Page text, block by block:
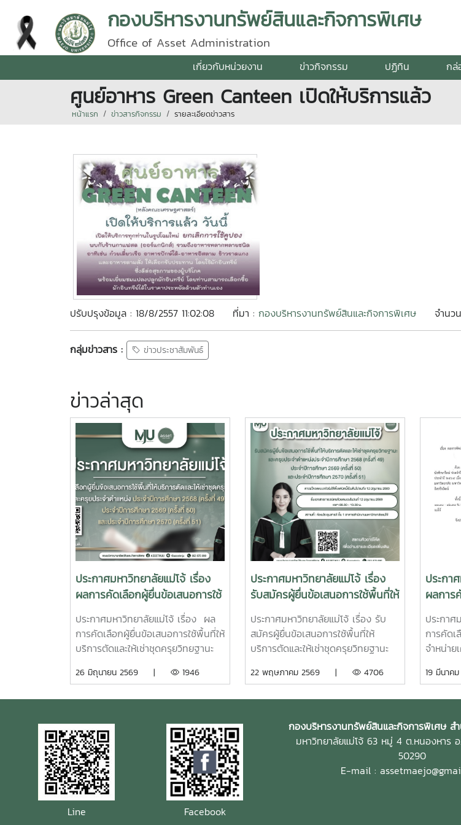
กองบริหารงานทรัพย์สินและกิจการพิเศษ
Office of Asset Administration
เกี่ยวกับหน่วยงาน ข่าวกิจกรรม ปฏิทิน กล่
ศูนย์อาหาร Green Canteen เปิดให้บริการแล้ว
หน้าแรก ข่าวสารกิจกรรม รายละเอียดข่าวสาร
ปรับปรุงข้อมูล : 18/8/2557 11:02:08 ที่มา : กองบริหารงานทรัพย์สินและกิจการพิเศษ จำนว
กลุ่มข่าวสาร : ข่าวประชาสัมพันธ์
ข่าวล่าสุด
ประกาศมหาวิทยาลัยแม่โจ้ เรื่อง
ผลการคัดเลือกผู้ยื่นข้อเสนอการใช้
พื้นที่ให้บริการตัดและให้เช่าชุดครุย
วิทยฐานะและครุยประจำตำแหน่ง
ประจำปีการศึกษา 2568 (ครั้งที่
49) ประจำปีการศึกษา 2569 (ครั้ง
ที่ 50) และประจำปีการศึกษา
ประกาศมหาวิทยาลัยแม่โจ้ เรื่อง ผล
การคัดเลือกผู้ยื่นข้อเสนอการใช้พื้นที่ให้
บริการตัดและให้เช่าชุดครุยวิทยฐานะ
ศึกษา 2568 (ครั้งที่ 49) ประจำปีการ
26 มิถุนายน 2569 | 1946
ประกาศมหาวิทยาลัยแม่โจ้ เรื่อง
รับสมัครผู้ยื่นข้อเสนอการใช้พื้นที่ให้
บริการตัดและให้เช่าชุดครุย
วิทยฐานะ และครุยประจำตำแหน่ง
ประจำปีการศึกษา 2568 (ครั้งที่
49) ประจำปีการศึกษา 2569 (ครั้ง
ที่ 50) และประจำปีการศึกษา
ประกาศมหาวิทยาลัยแม่โจ้ เรื่อง รับ
สมัครผู้ยื่นข้อเสนอการใช้พื้นที่ให้
บริการตัดและให้เช่าชุดครุยวิทยฐานะ
ศึกษา 2568 (ครั้งที่ 49) ประจำปีการ
แถบสีครุยวิทยฐานะ และสีประจำคณะ
วิทยาลัย ของมหาวิทยาลัยแม่โจ้
22 พฤษภาคม 2569 | 4706
ประกา
ผลการ
พื้นที่จ
นักศึกษ
ประกาศ
การคัดเ
จำหน่าย
19 มีน
Line Facebook
กองบริหารงานทรัพย์สินและกิจการพิเศษ ส
มหาวิทยาลัยแม่โจ้ 63 หมู่ 4 ต.หนองหาร อ
50290
E-mail :